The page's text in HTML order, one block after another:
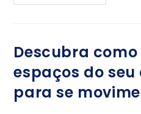
Descubra
espaços do
para se